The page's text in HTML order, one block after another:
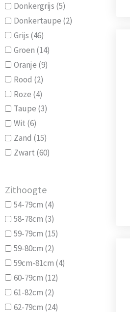
Donkergrijs (5)
Donkertaupe (2)
Grijs (46)
Groen (14)
Oranje (9)
Rood (2)
Roze (4)
Taupe (3)
Wit (6)
Zand (15)
Zwart (60)
Zithoogte
54-79cm (4)
58-78cm (3)
59-79cm (15)
59-80cm (2)
59cm-81cm (4)
60-79cm (12)
61-82cm (2)
62-79cm (24)